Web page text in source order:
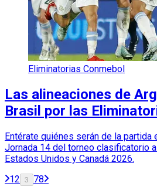
Eliminatorias Conmebol
Las alineaciones de
Brasil por las
Entérate quiénes serán de la partida
Jornada 14 del torneo clasificatorio
Estados Unidos y Canadá 2026.
12 3 78